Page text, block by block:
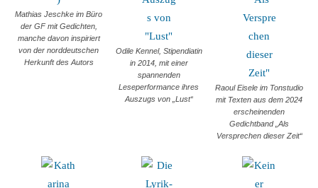
Mathias Jeschke im Büro
der GF mit Gedichten,
manche davon inspiriert
von der norddeutschen
Herkunft des Autors
Odile Kennel, Stipendiatin
in 2014, mit einer
spannenden
Leseperformance ihres
Auszugs von „Lust“
Raoul Eisele im Tonstudio
mit Texten aus dem 2024
erscheinenden
Gedichtband „Als
Versprechen dieser Zeit“